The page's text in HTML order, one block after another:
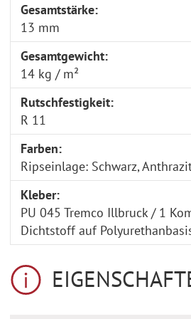
Gesamtstärke:
13 mm
Gesamtgewicht:
14 kg / m²
Rutschfestigkeit:
R 11
Farben:
Ripseinlage: Schwarz,
Kleber:
PU 045 Tremco Illbruck / 1
Dichtstoff auf